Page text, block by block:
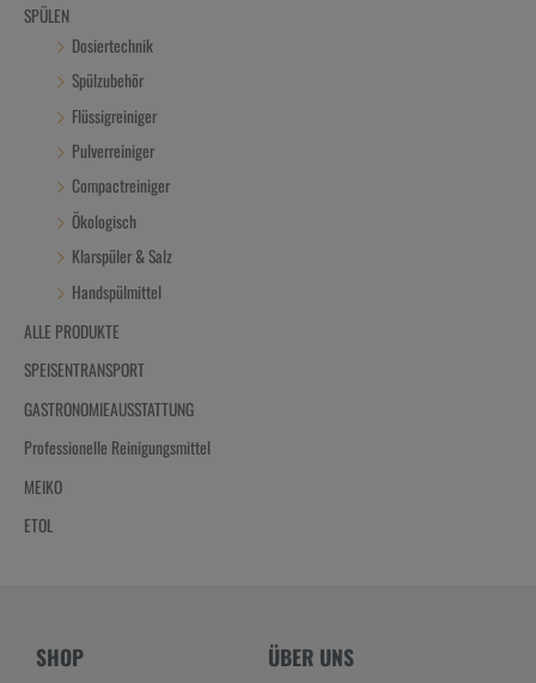
SPÜLEN
Dosiertechnik
Spülzubehör
Flüssigreiniger
Pulverreiniger
Compactreiniger
Ökologisch
Klarspüler & Salz
Handspülmittel
ALLE PRODUKTE
SPEISENTRANSPORT
GASTRONOMIEAUSSTATTUNG
Professionelle Reinigungsmittel
MEIKO
ETOL
SHOP ÜBER UNS